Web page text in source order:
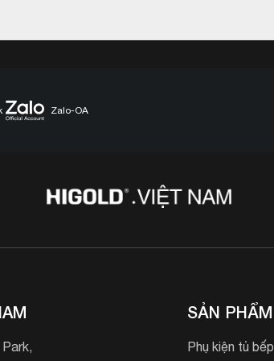
Zalo-OA
SẢN PHẨM
Phụ kiện tủ bếp